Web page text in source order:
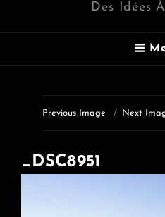
Des Idées
Previous Image Next
_DSC8951